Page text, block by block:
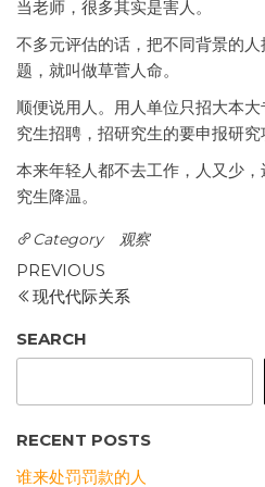
当老师，很多其实是害人。
不多元评估的话，把不同背景的
题，就叫做草菅人命。
顺便说用人。用人单位只招大本
究生招聘，招研究生的要申报研究
本来年轻人都不去工作，人又少
究生降温。
Category 观察
Post
navigation
Previous
Post
PREVIOUS
现代代际关系
SEARCH
RECENT POSTS
谁来处罚罚款的人